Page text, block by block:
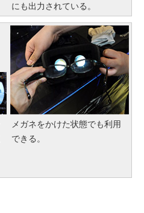
にも出力されている。
メガネをかけた状態でも利用
できる。